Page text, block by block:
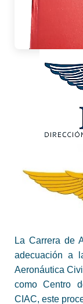
La Carrera de
adecuación a
Aeronáutica
como Centro
CIAC, este